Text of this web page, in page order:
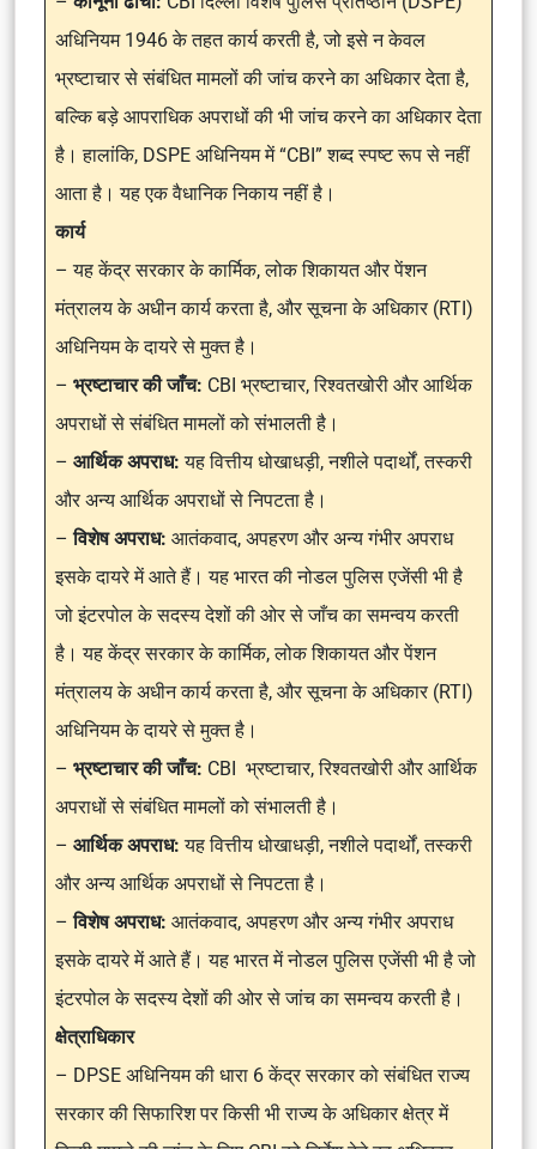
अधिनियम 1946 के तहत कार्य करती है, जो इसे न केवल
भ्रष्टाचार से संबंधित मामलों की जांच करने का अधिकार देता है,
बल्कि बड़े आपराधिक अपराधों की भी जांच करने का अधिकार देता
है। हालांकि, DSPE अधिनियम में “CBI” शब्द स्पष्ट रूप से नहीं
आता है। यह एक वैधानिक निकाय नहीं है।
कार्य
– यह केंद्र सरकार के कार्मिक, लोक शिकायत और पेंशन
मंत्रालय के अधीन कार्य करता है, और सूचना के अधिकार (RTI)
अधिनियम के दायरे से मुक्त है।
– भ्रष्टाचार की जाँच: CBI भ्रष्टाचार, रिश्वतखोरी और आर्थिक
अपराधों से संबंधित मामलों को संभालती है।
– आर्थिक अपराध:यह वित्तीय धोखाधड़ी, नशीले पदार्थों, तस्करी
और अन्य आर्थिक अपराधों से निपटता है।
–विशेष अपराध: आतंकवाद, अपहरण और अन्य गंभीर अपराध
इसके दायरे में आते हैं। यह भारत की नोडल पुलिस एजेंसी भी है
जो इंटरपोल के सदस्य देशों की ओर से जाँच का समन्वय करती
है। यह केंद्र सरकार के कार्मिक, लोक शिकायत और पेंशन
मंत्रालय के अधीन कार्य करता है, और सूचना के अधिकार (RTI)
अधिनियम के दायरे से मुक्त है।
– भ्रष्टाचार की जाँच: CBI भ्रष्टाचार, रिश्वतखोरी और आर्थिक
अपराधों से संबंधित मामलों को संभालती है।
– आर्थिक अपराध:यह वित्तीय धोखाधड़ी, नशीले पदार्थों, तस्करी
और अन्य आर्थिक अपराधों से निपटता है।
–विशेष अपराध: आतंकवाद, अपहरण और अन्य गंभीर अपराध
इसके दायरे में आते हैं। यह भारत में नोडल पुलिस एजेंसी भी है जो
इंटरपोल के सदस्य देशों की ओर से जांच का समन्वय करती है।
क्षेत्राधिकार
– DPSE अधिनियम की धारा 6 केंद्र सरकार को संबंधित राज्य
सरकार की सिफारिश पर किसी भी राज्य के अधिकार क्षेत्र में